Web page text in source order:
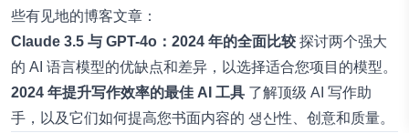
些有见地的博客文章：
Claude 3.5 与 GPT-4o：2024 年的全面比较 探讨两个强大
的 AI 语言模型的优缺点和差异，以选择适合您项目的模型。
2024 年提升写作效率的最佳 AI 工具 了解顶级 AI 写作助
手，以及它们如何提高您书面内容的 생산性、创意和质量。